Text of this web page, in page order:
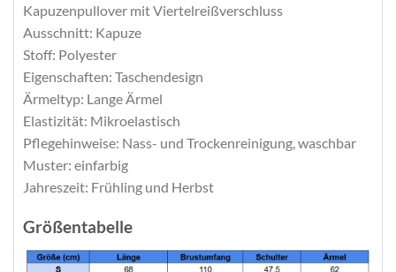
Kapuzenpullover mit Viertelreißverschluss
Ausschnitt: Kapuze
Stoff: Polyester
Eigenschaften: Taschendesign
Ärmeltyp: Lange Ärmel
Elastizität: Mikroelastisch
Pflegehinweise: Nass- und Trockenreinigung, waschbar
Muster: einfarbig
Jahreszeit: Frühling und Herbst
Größentabelle